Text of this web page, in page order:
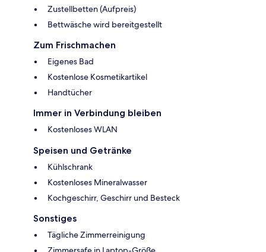
Zustellbetten (Aufpreis)
Bettwäsche wird bereitgestellt
Zum Frischmachen
Eigenes Bad
Kostenlose Kosmetikartikel
Handtücher
Immer in Verbindung bleiben
Kostenloses WLAN
Speisen und Getränke
Kühlschrank
Kostenloses Mineralwasser
Kochgeschirr, Geschirr und Besteck
Sonstiges
Tägliche Zimmerreinigung